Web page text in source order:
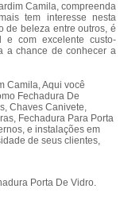
Camila, compreenda
tem interesse nesta
de beleza entre outros, é
e com excelente custo-
a chance de conhecer a
Camila, Aqui você
Fechadura De
Chaves Canivete,
Fechadura Para Porta
e instalações em
de seus clientes,
Porta De Vidro.